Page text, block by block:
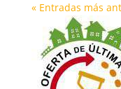
« Entradas más